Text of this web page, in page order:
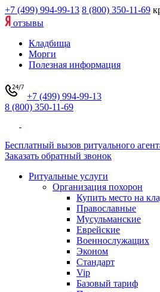
+7 (499) 994-99-13 8 (800) 350-11-69
отзывы
Кладбища
Морги
Полезная информация
+7 (499) 994-99-13
8 (800) 350-11-69
Бесплатный вызов ритуального
Заказать обратный звонок
Ритуальные услуги
Организация похорон
Купить место на
Православные
Мусульманские
Еврейские
Военнослужащих
Эконом
Стандарт
Vip
Базовый тариф